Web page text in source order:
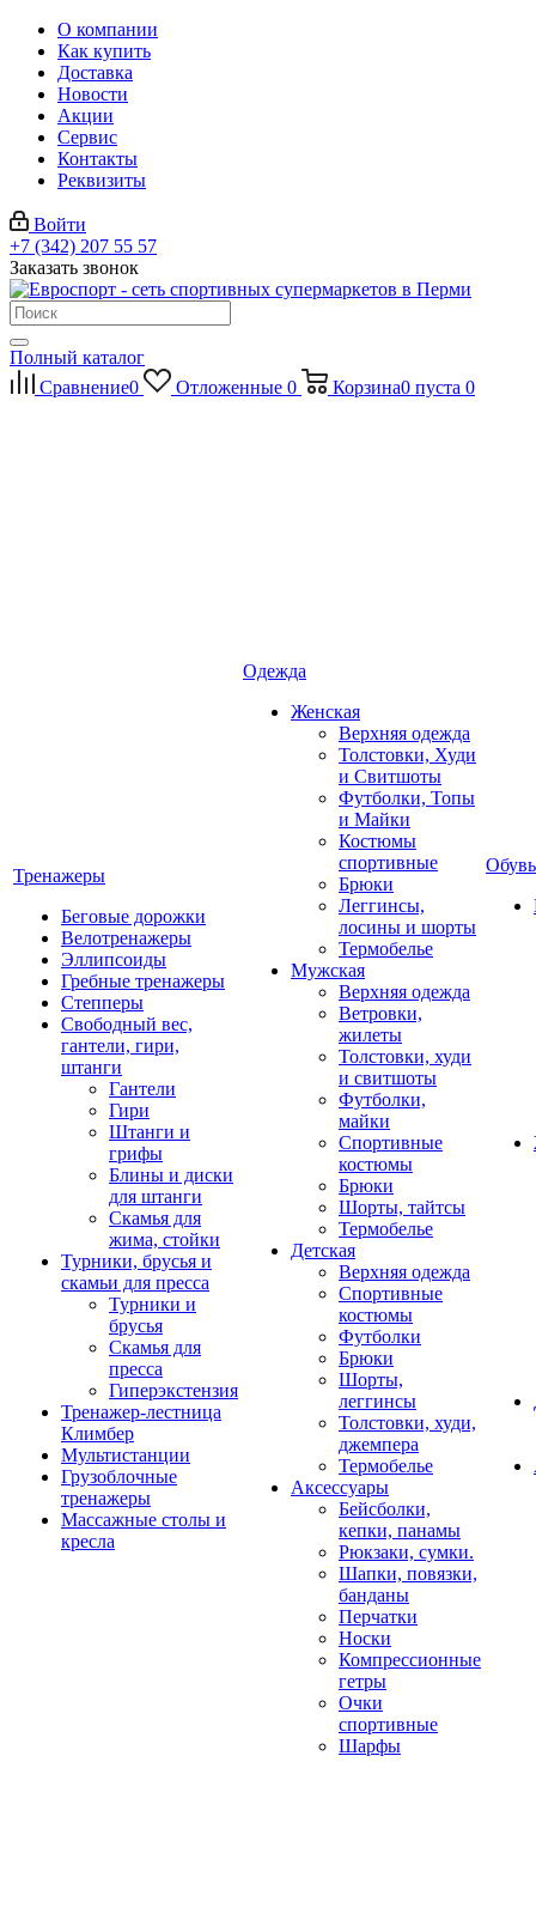
О компании
Как купить
Доставка
Новости
Акции
Сервис
Контакты
Реквизиты
Войти
+7 (342) 207 55 57
Заказать звонок
Полный каталог
Сравнение0 Отложенные 0 Корзина0 пуста 0
Тренажеры
Беговые дорожки
Велотренажеры
Эллипсоиды
Гребные тренажеры
Степперы
Свободный вес,
гантели, гири,
штанги
Гантели
Гири
Штанги и
грифы
Блины и диски
для штанги
Скамья для
жима, стойки
Турники, брусья и
скамьи для пресса
Турники и
брусья
Скамья для
пресса
Гиперэкстензия
Тренажер-лестница
Климбер
Мультистанции
Грузоблочные
тренажеры
Массажные столы и
кресла
Одежда
Женская
Верхняя одежда
Толстовки, Худи
и Свитшоты
Футболки, Топы
и Майки
Костюмы
спортивные
Брюки
Леггинсы,
лосины и шорты
Термобелье
Мужская
Верхняя одежда
Ветровки,
жилеты
Толстовки, худи
и свитшоты
Футболки,
майки
Спортивные
костюмы
Брюки
Шорты, тайтсы
Термобелье
Детская
Верхняя одежда
Спортивные
костюмы
Футболки
Брюки
Шорты,
леггинсы
Толстовки, худи,
джемпера
Термобелье
Аксессуары
Бейсболки,
кепки, панамы
Рюкзаки, сумки.
Шапки, повязки,
банданы
Перчатки
Носки
Компрессионные
гетры
Очки
спортивные
Шарфы
Обувь